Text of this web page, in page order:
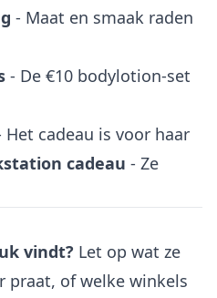
- Maat en smaak raden
- De €10 bodylotion-set
Het cadeau is voor haar
cadeau - Ze
vindt? Let op wat ze
praat, of welke winkels